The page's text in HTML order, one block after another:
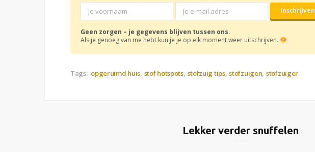
Geen zorgen – je gegevens blijven tussen ons.
Als je genoeg van me hebt kun je je op elk moment weer uitschrijven.
Tags: opgeruimd huis stof hotspots stofzuig tips stofzuigen stofzuiger
Lekker verder snuffelen